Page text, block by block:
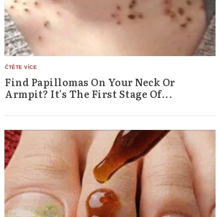
Find Papillomas On Your Neck Or
Armpit? It's The First Stage Of...